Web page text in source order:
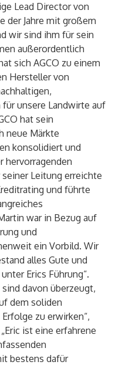
Lead Director von
der Jahre mit großem
wir sind ihm für sein
außerordentlich
sich AGCO zu einem
Hersteller von
unsere Landwirte auf
hat sein
neue Märkte
konsolidiert und
hervorragenden
Leitung erreichte
und führte
war in Bezug auf
und
ein Vorbild. Wir
alles Gute und
Erics Führung“.
davon überzeugt,
dem soliden
zu erwirken“,
ist eine erfahrene
bestens dafür